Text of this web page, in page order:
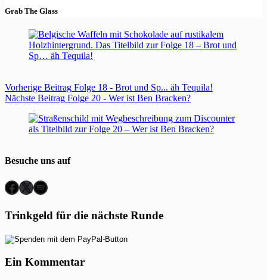
Grab The Glass
Vorherige Beitrag Folge 18 - Brot und Sp... äh Tequila!
Nächste Beitrag Folge 20 - Wer ist Ben Bracken?
Besuche uns auf
Facebook
X Spotify
Trinkgeld für die nächste Runde
Ein Kommentar